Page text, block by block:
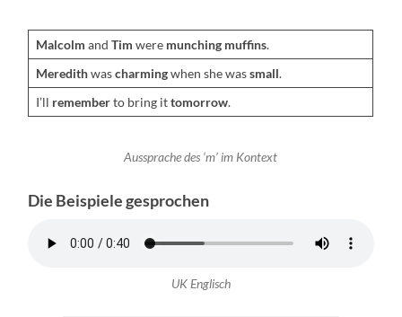
Mal­colm and Tim were munch­ing muffins.
Mered­ithwascharm­ingwhen she wassmall.
I’ll remem­berto bring ittomor­row.
Aussprache des ‘m’ im Kon­text
Die Beispiele gesprochen
UK Englisch